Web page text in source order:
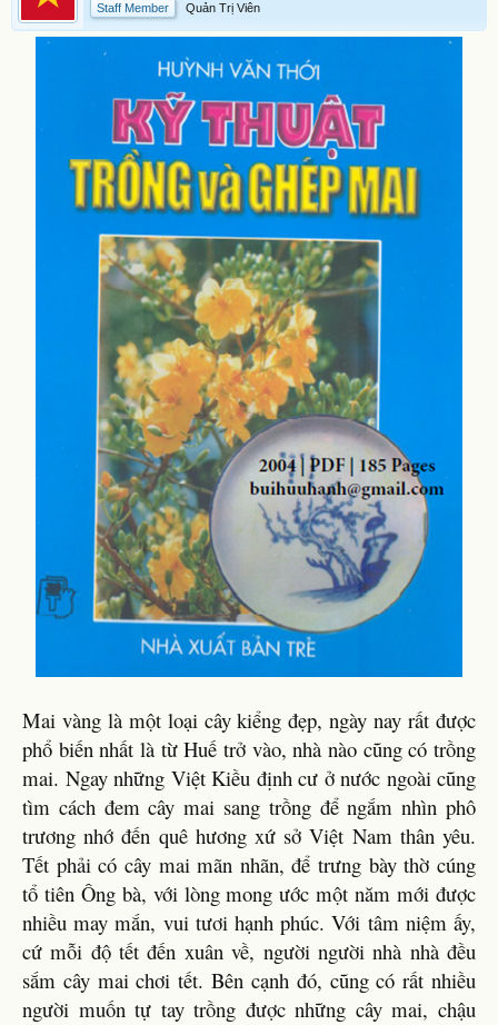
Staff Member
Quản Trị Viên
Mai vàng là một loại cây kiểng đẹp, ngày nay rất được
phổ biến nhất là từ Huế trở vào, nhà nào cũng có trồng
mai. Ngay những Việt Kiều định cư ở nước ngoài cũng
tìm cách đem cây mai sang trồng để ngắm nhìn phô
trương nhớ đến quê hương xứ sở Việt Nam thân yêu.
Tết phải có cây mai mãn nhãn, để trưng bày thờ cúng
tổ tiên Ông bà, với lòng mong ước một năm mới được
nhiều may mắn, vui tươi hạnh phúc. Với tâm niệm ấy,
cứ mỗi độ tết đến xuân về, người người nhà nhà đều
sắm cây mai chơi tết. Bên cạnh đó, cũng có rất nhiều
người muốn tự tay trồng được những cây mai, chậu